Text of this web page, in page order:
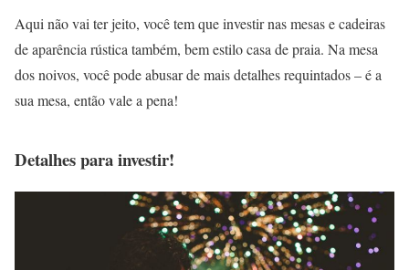
Aqui não vai ter jeito, você tem que investir nas mesas e cadeiras
de aparência rústica também, bem estilo casa de praia. Na mesa
dos noivos, você pode abusar de mais detalhes requintados – é a
sua mesa, então vale a pena!
Detalhes para investir!